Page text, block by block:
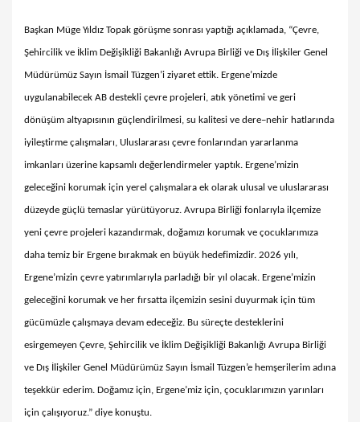
Başkan Müge Yıldız Topak görüşme sonrası yaptığı açıklamada, “Çevre,
Şehircilik ve İklim Değişikliği Bakanlığı Avrupa Birliği ve Dış İlişkiler Genel
Müdürümüz Sayın İsmail Tüzgen’i ziyaret ettik. Ergene’mizde
uygulanabilecek AB destekli çevre projeleri, atık yönetimi ve geri
dönüşüm altyapısının güçlendirilmesi, su kalitesi ve dere–nehir hatlarında
iyileştirme çalışmaları, Uluslararası çevre fonlarından yararlanma
imkanları üzerine kapsamlı değerlendirmeler yaptık. Ergene’mizin
geleceğini korumak için yerel çalışmalara ek olarak ulusal ve uluslararası
düzeyde güçlü temaslar yürütüyoruz. Avrupa Birliği fonlarıyla ilçemize
yeni çevre projeleri kazandırmak, doğamızı korumak ve çocuklarımıza
daha temiz bir Ergene bırakmak en büyük hedefimizdir. 2026 yılı,
Ergene’mizin çevre yatırımlarıyla parladığı bir yıl olacak. Ergene’mizin
geleceğini korumak ve her fırsatta ilçemizin sesini duyurmak için tüm
gücümüzle çalışmaya devam edeceğiz. Bu süreçte desteklerini
esirgemeyen Çevre, Şehircilik ve İklim Değişikliği Bakanlığı Avrupa Birliği
ve Dış İlişkiler Genel Müdürümüz Sayın İsmail Tüzgen’e hemşerilerim adına
teşekkür ederim. Doğamız için, Ergene’miz için, çocuklarımızın yarınları
için çalışıyoruz.” diye konuştu.